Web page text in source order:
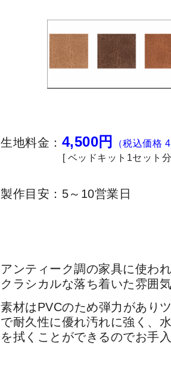
生地料金： 4,500円
（税込価格
[ ベッドキット1セット分
製作目安：5～10営業日
アンティーク調の家具に使わ
クラシカルな落ち着いた雰囲
素材はPVCのため弾力があり
で耐久性に優れ汚れに強く、
を拭くことができるのでお手